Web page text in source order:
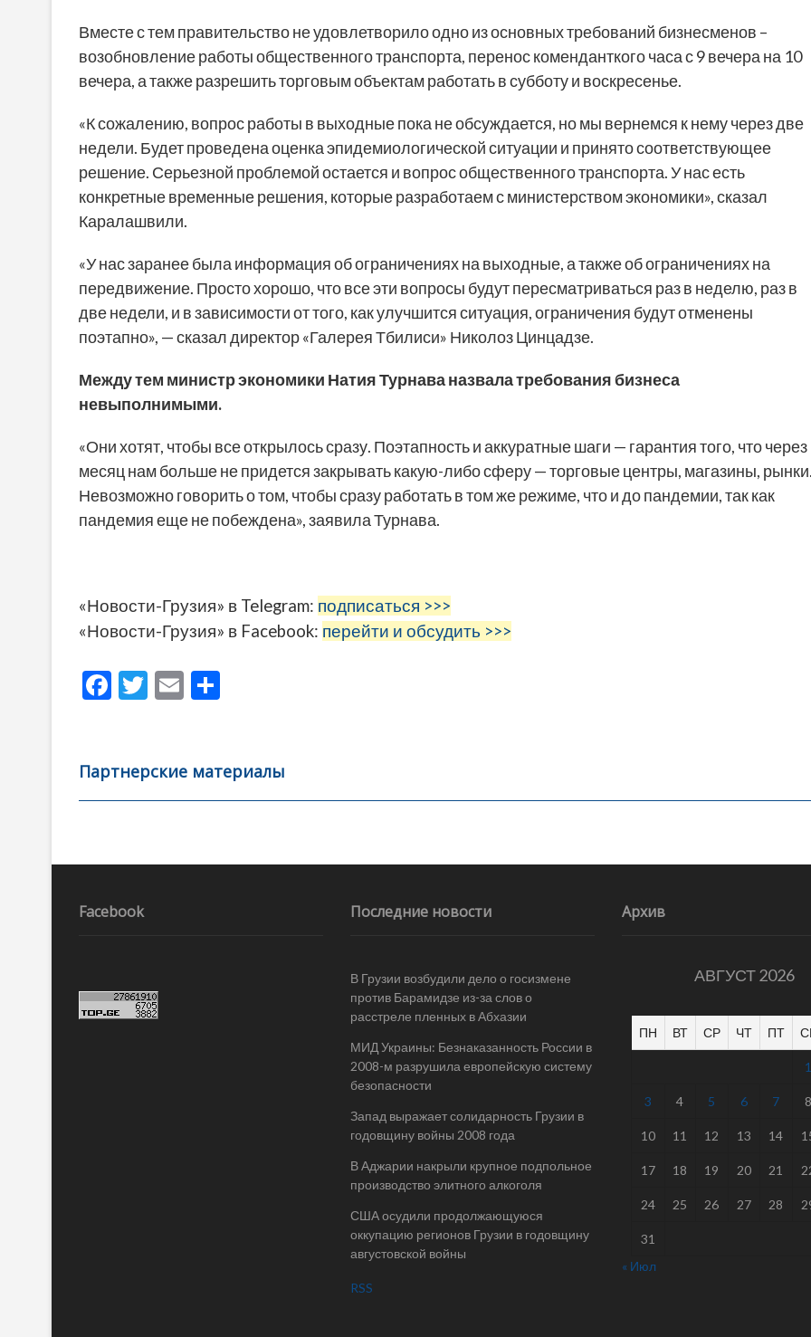
Вместе с тем правительство не удовлетворило одно из основных требований бизнесменов –
возобновление работы общественного транспорта, перенос коменданткого часа с 9 вечера на 10
вечера, а также разрешить торговым объектам работать в субботу и воскресенье.
«К сожалению, вопрос работы в выходные пока не обсуждается, но мы вернемся к нему через две
недели. Будет проведена оценка эпидемиологической ситуации и принято соответствующее
решение. Серьезной проблемой остается и вопрос общественного транспорта. У нас есть
конкретные временные решения, которые разработаем с министерством экономики», сказал
Каралашвили.
«У нас заранее была информация об ограничениях на выходные, а также об ограничениях на
передвижение. Просто хорошо, что все эти вопросы будут пересматриваться раз в неделю, раз в
две недели, и в зависимости от того, как улучшится ситуация, ограничения будут отменены
поэтапно», — сказал директор «Галерея Тбилиси» Николоз Цинцадзе.
Между тем министр экономики Натия Турнава назвала требования бизнеса
невыполнимыми.
«Они хотят, чтобы все открылось сразу. Поэтапность и аккуратные шаги — гарантия того, что через
месяц нам больше не придется закрывать какую-либо сферу — торговые центры, магазины, рынки.
Невозможно говорить о том, чтобы сразу работать в том же режиме, что и до пандемии, так как
пандемия еще не побеждена», заявила Турнава.
«Новости-Грузия» в Telegram: подписаться >>>
«Новости-Грузия» в Facebook: перейти и обсудить >>>
F
b
o
k
T
er
E
l
а
в
ть
Партнерские материалы
Навигация
записям
Facebook Последние новости
В Грузии возбудили дело о госизмене
против Барамидзе из-за слов о
расстреле пленных в Абхазии
МИД Украины: Безнаказанность России в
2008-м разрушила европейскую систему
безопасности
Запад выражает солидарность Грузии в
годовщину войны 2008 года
В Аджарии накрыли крупное подпольное
производство элитного алкоголя
США осудили продолжающуюся
оккупацию регионов Грузии в годовщину
августовской войны
RSS
Архив
АВГУСТ 2026
ПН ВТ СР ЧТ ПТ
1
3 4 5 6 7 8
10 11 12 13 14
17 18 19 20 21
24 25 26 27 28
31
« Июл